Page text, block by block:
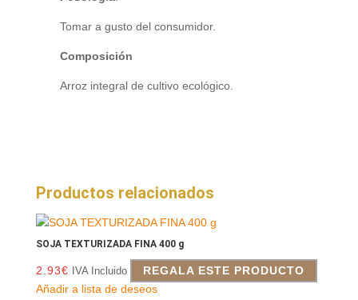
Tomar a gusto del consumidor.
Composición
Arroz integral de cultivo ecológico.
Productos relacionados
SOJA TEXTURIZADA FINA 400 g
2.93€ IVA Incluido
REGALA ESTE PRODUCTO
Añadir a lista de deseos